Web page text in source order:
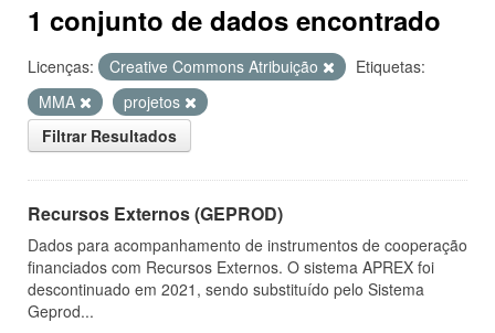
1 conjunto de dados encontrado
Licenças: Creative Commons Atribuição
Etiquetas:
MMA
projetos
Filtrar Resultados
Recursos Externos (GEPROD)
Dados para acompanhamento de instrumentos de cooperação
financiados com Recursos Externos. O sistema APREX foi
descontinuado em 2021, sendo substituído pelo Sistema
Geprod...